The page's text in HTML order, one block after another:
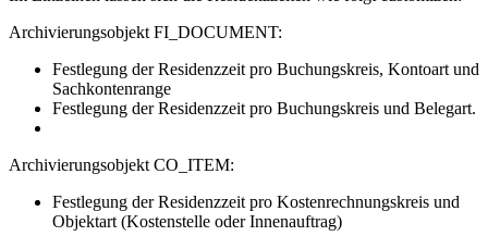
Archivierungsobjekt FI_DOCUMENT:
Festlegung der Residenzzeit pro Buchungskreis, Kontoart und
Sachkontenrange
Festlegung der Residenzzeit pro Buchungskreis und Belegart.
Archivierungsobjekt CO_ITEM:
Festlegung der Residenzzeit pro Kostenrechnungskreis und
Objektart (Kostenstelle oder Innenauftrag)